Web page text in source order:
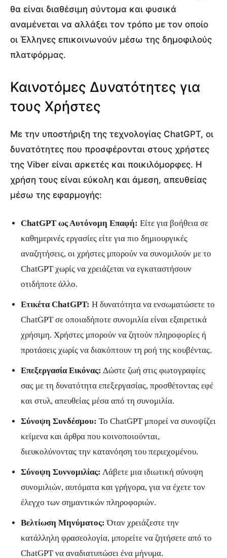
θα είναι διαθέσιμη σύντομα και φυσικά
αναμένεται να αλλάξει τον τρόπο με τον οποίο
οι Έλληνες επικοινωνούν μέσω της δημοφιλούς
πλατφόρμας.
Καινοτόμες Δυνατότητες για
τους Χρήστες
Με την υποστήριξη της τεχνολογίας ChatGPT, οι
δυνατότητες που προσφέρονται στους χρήστες
της Viber είναι αρκετές και ποικιλόμορφες. Η
χρήση τους είναι εύκολη και άμεση, απευθείας
μέσω της εφαρμογής:
ChatGPT ως Αυτόνομη Επαφή: Είτε για βοήθεια σε
καθημερινές εργασίες είτε για πιο δημιουργικές
αναζητήσεις, οι χρήστες μπορούν να συνομιλούν με το
ChatGPT χωρίς να χρειάζεται να εγκαταστήσουν
οτιδήποτε άλλο.
Ετικέτα ChatGPT: Η δυνατότητα να ενσωματώσετε το
ChatGPT σε οποιαδήποτε συνομιλία είναι εξαιρετικά
χρήσιμη. Χρήστες μπορούν να ζητούν πληροφορίες ή
προτάσεις χωρίς να διακόπτουν τη ροή της κουβέντας.
Επεξεργασία Εικόνας: Δώστε ζωή στις φωτογραφίες
σας με τη δυνατότητα επεξεργασίας, προσθέτοντας εφέ
και στυλ, απευθείας μέσα από τη συνομιλία.
Σύνοψη Συνδέσμου: Το ChatGPT μπορεί να συνοψίζει
κείμενα και άρθρα που κοινοποιούνται,
διευκολύνοντας την κατανόηση του περιεχομένου.
Σύνοψη Συννομιλίας: Λάβετε μια ιδιωτική σύνοψη
συνομιλιών, αυτόματα και γρήγορα, για να έχετε τον
έλεγχο των σημαντικών πληροφοριών.
Βελτίωση Μηνύματος: Όταν χρειάζεστε την
κατάλληλη φρασεολογία, μπορείτε να ζητήσετε από το
ChatGPT να αναδιατυπώσει ένα μήνυμα.